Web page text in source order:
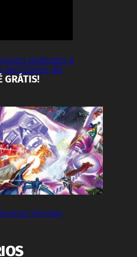
podcasts e
exclusivos do
GRÁTIS!
Secretas